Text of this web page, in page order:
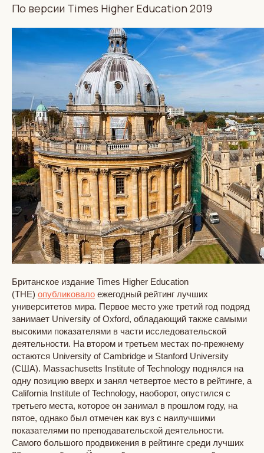
По версии Times Higher Education 2019
Британское издание Times Higher Education
(THE) опубликовало ежегодный рейтинг лучших
университетов мира. Первое место уже третий год подряд
занимает University of Oxford, обладающий также самыми
высокими показателями в части исследовательской
деятельности. На втором и третьем местах по-прежнему
остаются University of Cambridge и Stanford University
(США). Massachusetts Institute of Technology поднялся на
одну позицию вверх и занял четвертое место в рейтинге, а
California Institute of Technology, наоборот, опустился с
третьего места, которое он занимал в прошлом году, на
пятое, однако был отмечен как вуз с наилучшими
показателями по преподавательской деятельности.
Самого большого продвижения в рейтинге среди лучших